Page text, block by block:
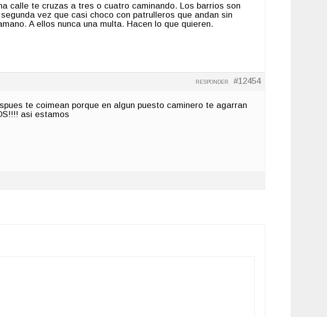
calle te cruzas a tres o cuatro caminando. Los barrios son
vez que casi choco con patrulleros que andan sin
A ellos nunca una multa. Hacen lo que quieren.
#12454
RESPONDER
te coimean porque en algun puesto caminero te agarran
asi estamos